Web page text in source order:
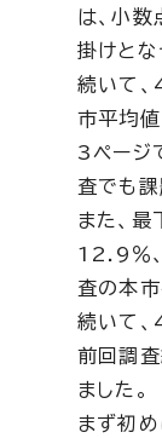
は、小
掛けとな
続いて
市平均値
3ページ
査でも
また、
12.9％
査の本市
続いて、
前回調
ました。
まず初